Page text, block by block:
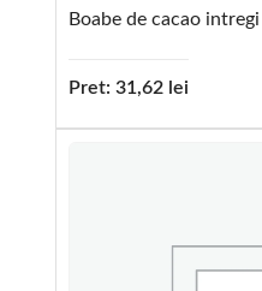
Boabe de cacao
Pret: 31,62 lei